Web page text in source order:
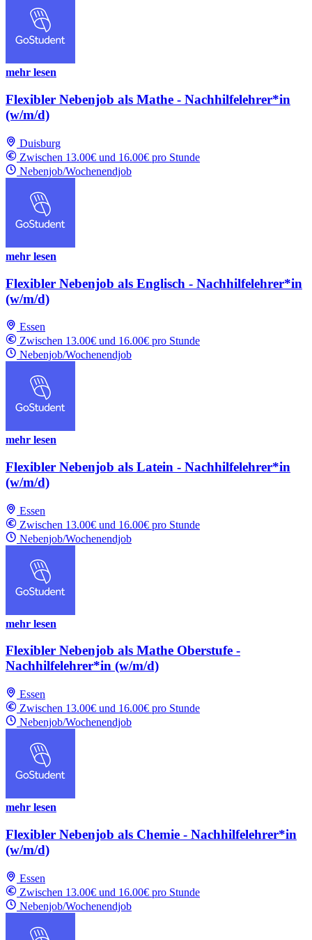
mehr lesen
Flexibler Nebenjob als Mathe - Nachhilfelehrer*in
(w/m/d)
Duisburg
Zwischen 13.00€ und 16.00€ pro Stunde
Nebenjob/Wochenendjob
mehr lesen
Flexibler Nebenjob als Englisch - Nachhilfelehrer*in
(w/m/d)
Essen
Zwischen 13.00€ und 16.00€ pro Stunde
Nebenjob/Wochenendjob
mehr lesen
Flexibler Nebenjob als Latein - Nachhilfelehrer*in
(w/m/d)
Essen
Zwischen 13.00€ und 16.00€ pro Stunde
Nebenjob/Wochenendjob
mehr lesen
Flexibler Nebenjob als Mathe Oberstufe -
Nachhilfelehrer*in (w/m/d)
Essen
Zwischen 13.00€ und 16.00€ pro Stunde
Nebenjob/Wochenendjob
mehr lesen
Flexibler Nebenjob als Chemie - Nachhilfelehrer*in
(w/m/d)
Essen
Zwischen 13.00€ und 16.00€ pro Stunde
Nebenjob/Wochenendjob